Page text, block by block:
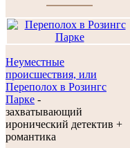
Неуместные
происшествия, или
Переполох в Розингс
Парке -
захватывающий
иронический детектив +
романтика